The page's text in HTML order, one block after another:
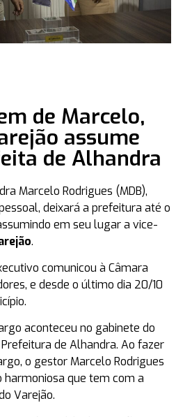
de Marcelo,
assume
de Alhandra
Marcelo Rodrigues (MDB),
deixará a prefeitura até o
em seu lugar a vice-
.
comunicou à Câmara
e desde o último dia 20/10
aconteceu no gabinete do
de Alhandra. Ao fazer
o gestor Marcelo Rodrigues
que tem com a
Varejão.